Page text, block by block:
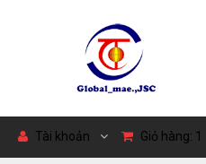
Tài khoản Giỏ hàng: 1